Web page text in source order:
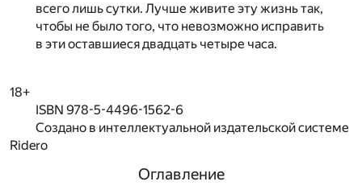
всего лишь сутки. Лучше живите эту жизнь так,
чтобы не было того, что невозможно исправить
в эти оставшиеся двадцать четыре часа.
18+
ISBN 978-5-4496-1562-6
Создано в интеллектуальной издательской системе
Ridero
Оглавление